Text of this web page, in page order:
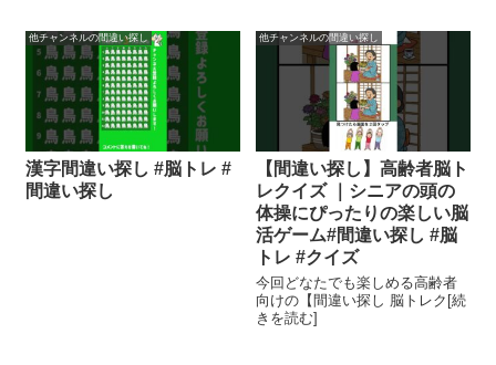
他チャンネルの間違い探し
漢字間違い探し #脳トレ #
間違い探し
他チャンネルの間違い探し
【間違い探し】高齢者脳ト
レクイズ ｜シニアの頭の
体操にぴったりの楽しい脳
活ゲーム#間違い探し #脳
トレ #クイズ
今回どなたでも楽しめる高齢者
向けの【間違い探し 脳トレク[続
きを読む]